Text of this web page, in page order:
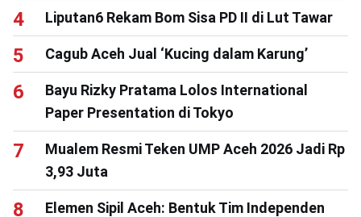
Liputan6 Rekam Bom Sisa PD II di Lut Tawar
Cagub Aceh Jual ‘Kucing dalam Karung’
Bayu Rizky Pratama Lolos International
Paper Presentation di Tokyo
Mualem Resmi Teken UMP Aceh 2026 Jadi Rp
3,93 Juta
Elemen Sipil Aceh: Bentuk Tim Independen